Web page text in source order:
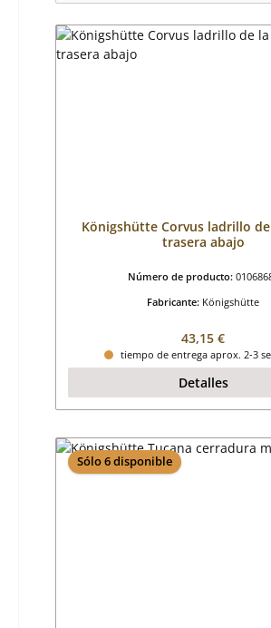
Königshütte Corvus ladrillo
trasera abajo
Número de producto:
Fabricante: Königshütte
Precio normal:
43,15 €
tiempo de entrega aprox. 2-3
Detalles
Sólo 6 disponible